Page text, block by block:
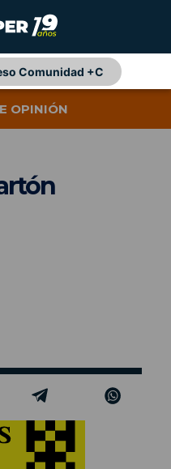
Comunidad +C
OPINIÓN